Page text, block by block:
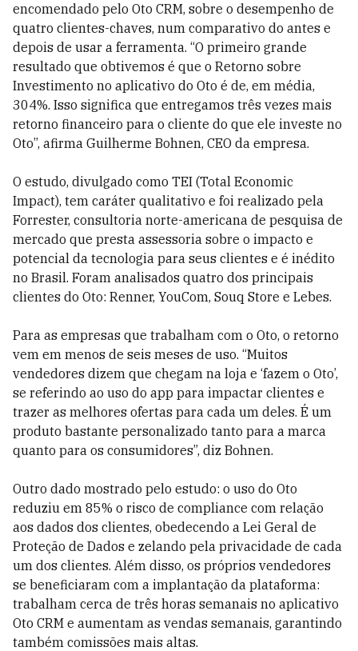
encomendado pelo Oto CRM, sobre o desempenho de
quatro clientes-chaves, num comparativo do antes e
depois de usar a ferramenta. “O primeiro grande
resultado que obtivemos é que o Retorno sobre
Investimento no aplicativo do Oto é de, em média,
304%. Isso significa que entregamos três vezes mais
retorno financeiro para o cliente do que ele investe no
Oto”, afirma Guilherme Bohnen, CEO da empresa.
O estudo, divulgado como TEI (Total Economic
Impact), tem caráter qualitativo e foi realizado pela
Forrester, consultoria norte-americana de pesquisa de
mercado que presta assessoria sobre o impacto e
potencial da tecnologia para seus clientes e é inédito
no Brasil. Foram analisados quatro dos principais
clientes do Oto: Renner, YouCom, Souq Store e Lebes.
Para as empresas que trabalham com o Oto, o retorno
vem em menos de seis meses de uso. “Muitos
vendedores dizem que chegam na loja e ‘fazem o Oto’,
se referindo ao uso do app para impactar clientes e
trazer as melhores ofertas para cada um deles. É um
produto bastante personalizado tanto para a marca
quanto para os consumidores”, diz Bohnen.
Outro dado mostrado pelo estudo: o uso do Oto
reduziu em 85% o risco de compliance com relação
aos dados dos clientes, obedecendo a Lei Geral de
Proteção de Dados e zelando pela privacidade de cada
um dos clientes. Além disso, os próprios vendedores
se beneficiaram com a implantação da plataforma:
trabalham cerca de três horas semanais no aplicativo
Oto CRM e aumentam as vendas semanais, garantindo
também comissões mais altas.